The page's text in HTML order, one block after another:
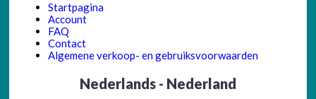
Startpagina
Account
FAQ
Contact
Algemene verkoop- en gebruiksvoorwaarden
Nederlands - Nederland